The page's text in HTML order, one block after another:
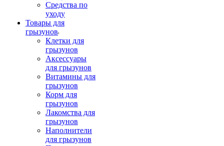
Средства по
уходу
Товары для
грызунов
Клетки для
грызунов
Аксессуары
для грызунов
Витамины для
грызунов
Корм для
грызунов
Лакомства для
грызунов
Наполнители
для грызунов